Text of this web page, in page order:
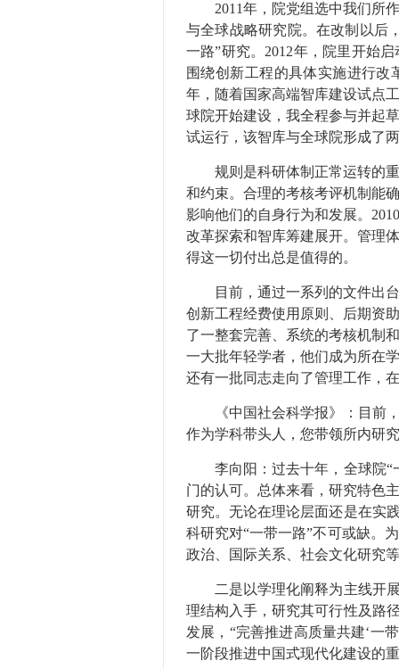
2011年，院党组选中我们所作
与全球战略研究院。在改制以后
一路”研究。2012年，院里开始
围绕创新工程的具体实施进行改
年，随着国家高端智库建设试点
球院开始建设，我全程参与并起
试运行，该智库与全球院形成了
规则是科研体制正常运转的重
和约束。合理的考核考评机制能
影响他们的自身行为和发展。
改革探索和智库筹建展开。管理
得这一切付出总是值得的。
目前，通过一系列的文件出台
创新工程经费使用原则、后期资
了一整套完善、系统的考核机制
一大批年轻学者，他们成为所在
还有一批同志走向了管理工作，
《中国社会科学报》：目前，
作为学科带头人，您带领所内研
李向阳：过去十年，全球院“
门的认可。总体来看，研究特色
研究。无论在理论层面还是在实
科研究对“一带一路”不可或缺。
政治、国际关系、社会文化研究
二是以学理化阐释为主线开展
理结构入手，研究其可行性及路
发展，“完善推进高质量共建‘一
一阶段推进中国式现代化建设的